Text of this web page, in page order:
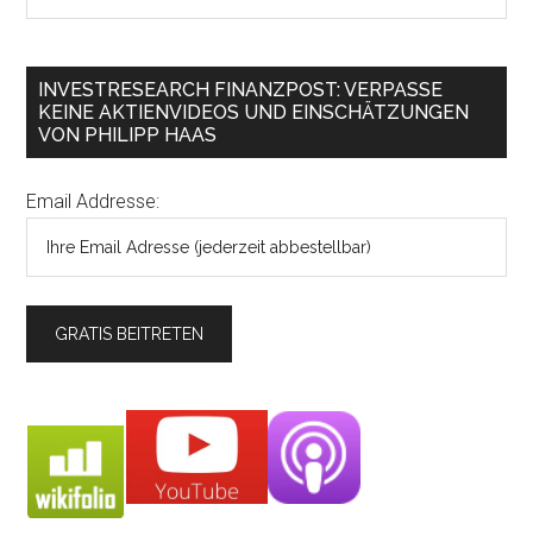
INVESTRESEARCH FINANZPOST: VERPASSE
KEINE AKTIENVIDEOS UND EINSCHÄTZUNGEN
VON PHILIPP HAAS
Email Addresse: